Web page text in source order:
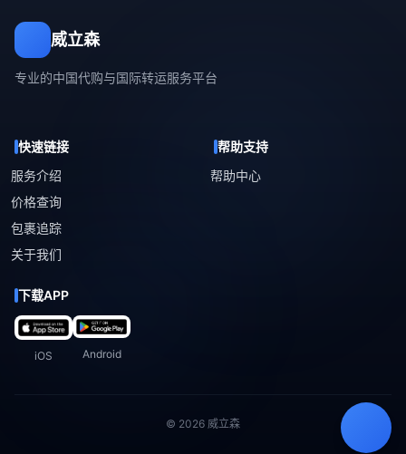
威立森
专业的中国代购与国际转运服务平台
快速链接
服务介绍
价格查询
包裹追踪
关于我们
帮助支持
帮助中心
下载APP
iOS Android
© 2026 威立森